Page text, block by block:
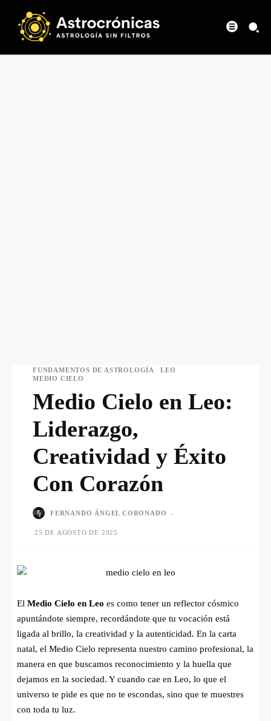
FUNDAMENTOS DE ASTROLOGÍA
LEO
MEDIO CIELO
Medio Cielo en Leo:
Liderazgo,
Creatividad y Éxito
Con Corazón
FERNANDO ÁNGEL CORONADO -
25 DE AGOSTO DE 2025
El Medio Cielo en Leo es como tener un reflector cósmico
apuntándote siempre, recordándote que tu vocación está
ligada al brillo, la creatividad y la autenticidad. En la carta
natal, el Medio Cielo representa nuestro camino profesional, la
manera en que buscamos reconocimiento y la huella que
dejamos en la sociedad. Y cuando cae en Leo, lo que el
universo te pide es que no te escondas, sino que te muestres
con toda tu luz.